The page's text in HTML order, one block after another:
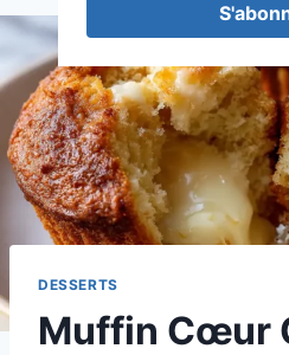
DESSERTS
Muffin Cœur